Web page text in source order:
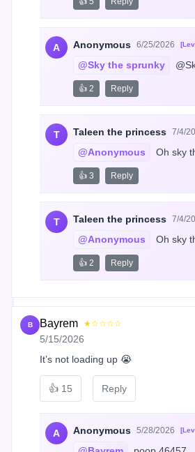
A Anonymous 6/25/2026
@Sky the sprunky
👍 2 Reply
T Taleen the princess 7/4/
@Anonymous Oh sky
👍 3 Reply
T Taleen the princess 7/4/
@Anonymous Oh sky
👍 2 Reply
B Bayrem ★☆☆☆☆
5/15/2026
It’s not loading up 😭
👍 15 Reply
A Anonymous 5/28/2026